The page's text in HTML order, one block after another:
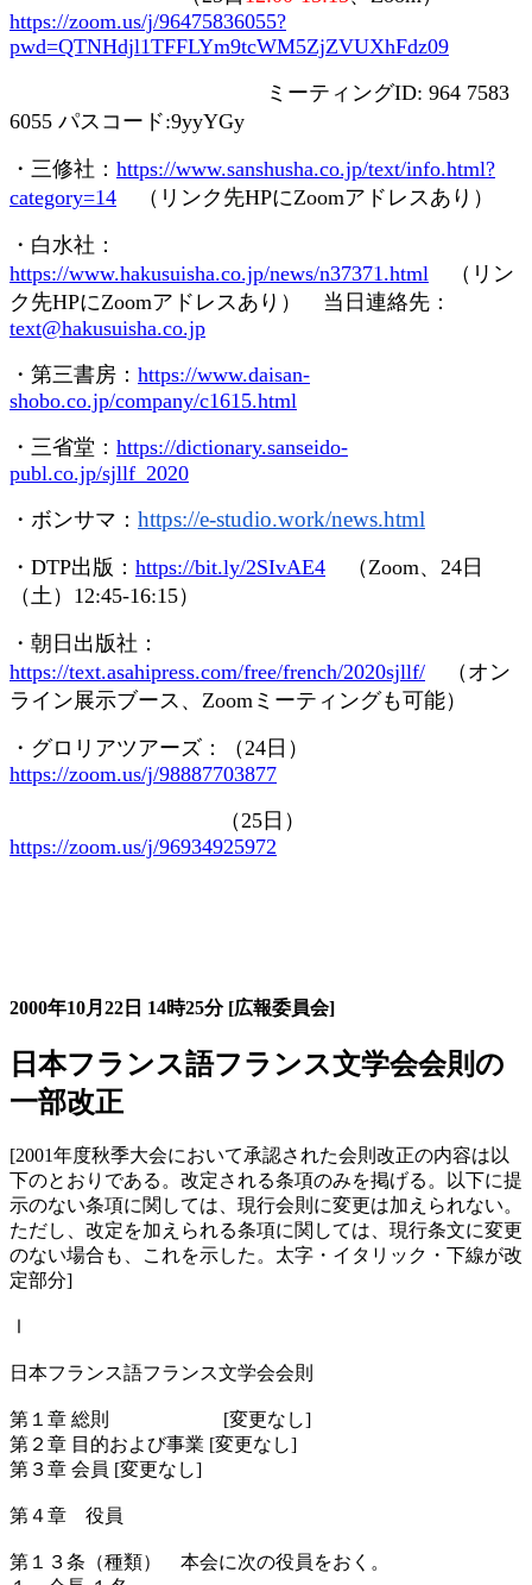
https://zoom.us/j/96475836055?
pwd=QTNHdjl1TFFLYm9tcWM5ZjZVUXhFdz09
ミーティングID: 964 7583
6055 パスコード:9yyYGy
・三修社： https://www.sanshusha.co.jp/text/info.html?
category=14 （リンク先HPにZoomアドレスあり）
・白水社：
https://www.hakusuisha.co.jp/news/n37371.html （リン
ク先HPにZoomアドレスあり） 当日連絡先：
text@hakusuisha.co.jp
・第三書房： https://www.daisan-
shobo.co.jp/company/c1615.html
・三省堂： https://dictionary.sanseido-
publ.co.jp/sjllf_2020
・ボンサマ： https://e-studio.work/news.html
・ DTP出版： https://bit.ly/2SIvAE4 （Zoom、 24 日
（土） 12:45-16:15）
・朝日出版社：
https://text.asahipress.com/free/french/2020sjllf/ （オン
ライン展示ブース、 Zoom ミーティングも可能）
・グロリアツアーズ：（24 日）
https://zoom.us/j/98887703877
（25 日）
https://zoom.us/j/96934925972
2000年10月22日 14時25分 [広報委員会]
日本フランス語フランス文学会会則の
一部改正
[2001年度秋季大会において承認された会則改正の内容は以
下のとおりである。改定される条項のみを掲げる。以下に提
示のない条項に関しては、現行会則に変更は加えられない。
ただし、改定を加えられる条項に関しては、現行条文に変更
のない場合も、これを示した。太字・イタリック・下線が改
定部分]
Ⅰ
日本フランス語フランス文学会会則
第１章 総則 [変更なし]
第２章 目的および事業 [変更なし]
第３章 会員 [変更なし]
第４章 役員
第１３条（種類） 本会に次の役員をおく。